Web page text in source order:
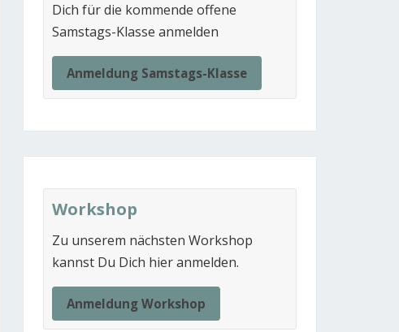
Dich für die kommende offene
Samstags-Klasse anmelden
Anmeldung Samstags-Klasse
Workshop
Zu unserem nächsten Workshop
kannst Du Dich hier anmelden.
Anmeldung Workshop